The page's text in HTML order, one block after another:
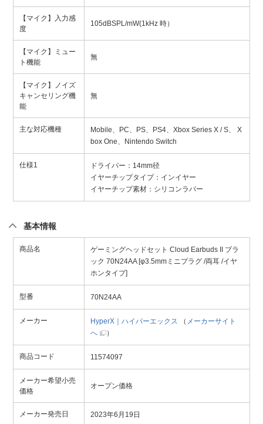
【マイク】入力感
度
105dBSPL/mW(1kHz 時）
【マイク】ミュー
ト機能
無
【マイク】ノイズ
キャンセリング機
能
無
主な対応機種
Mobile、PC、PS、PS4、Xbox Series X / S、 X
box One、Nintendo Switch
仕様1
ドライバー：14mm径
イヤーチップタイプ：インイヤー
イヤーチップ素材：シリコンラバー
基本情報
商品名
ゲーミングヘッドセット Cloud Earbuds II ブラ
ック 70N24AA [φ3.5mmミニプラグ /両耳 /イヤ
ホンタイプ]
型番 70N24AA
メーカー HyperX｜ハイパーエックス （ メーカーサイト
へ
）
商品コード 11574097
メーカー希望小売
価格
オープン価格
メーカー発売日 2023年6月19日